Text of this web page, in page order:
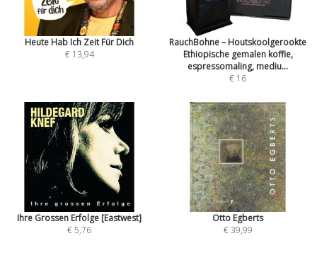
Heute Hab Ich Zeit Für Dich
€ 13,94
RauchBohne – Houtskoolgerookte
Ethiopische gemalen koffie,
espressomaling, mediu...
€ 16
Ihre Grossen Erfolge [Eastwest]
€ 5,76
Otto Egberts
€ 39,99